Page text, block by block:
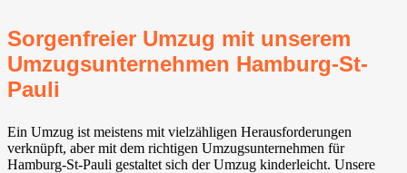
Sorgenfreier Umzug mit unserem
Umzugsunternehmen Hamburg-St-
Pauli
Ein Umzug ist meistens mit vielzähligen Herausforderungen
verknüpft, aber mit dem richtigen Umzugsunternehmen für
Hamburg-St-Pauli gestaltet sich der Umzug kinderleicht. Unsere